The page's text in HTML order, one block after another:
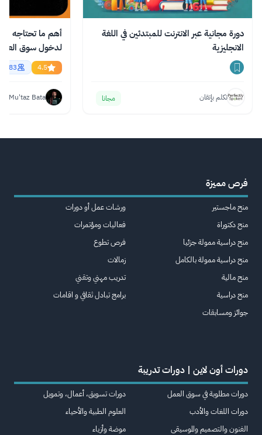
دورة مجانية عبر الانترنت للمبتدئين في اللغة
الانجليزية
تكلم بإتقان مجانا
أهم ما تحتاجه من
English
4.5
Mu'taz Bata
فرص مميزة
منح ماجستير
منح دكتوراة
منح دراسية ممولة جزئيا
منح دراسية ممولة بالكامل
منح مالية
منح دراسية
جوائز ومسابقات
ورشات عمل أو دورات
فعاليات ومؤتمرات
فرص تطوع
زمالات
تدريب مهني وتقني
برامج تبادل ثقافي و اقامات
دورات أون لاين | دورات تدريبة
دورات مطلوبة في سوق العمل
دورات اللغات والأدب
الفنون والتصميم والموسيقى
دورات تسويق، أعمال، وتمويل
العلوم الطبية والأحياء
موضة وأزياء